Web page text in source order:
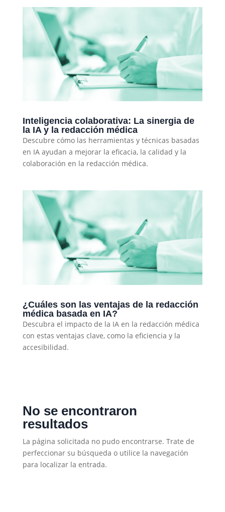
Inteligencia colaborativa: La sinergia de
la IA y la redacción médica
Descubre cómo las herramientas y técnicas basadas
en IA ayudan a mejorar la eficacia, la calidad y la
colaboración en la redacción médica.
¿Cuáles son las ventajas de la redacción
médica basada en IA?
Descubra el impacto de la IA en la redacción médica
con estas ventajas clave, como la eficiencia y la
accesibilidad.
No se encontraron
resultados
La página solicitada no pudo encontrarse. Trate de
perfeccionar su búsqueda o utilice la navegación
para localizar la entrada.